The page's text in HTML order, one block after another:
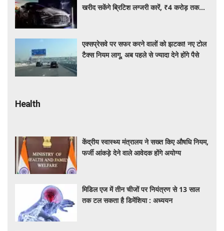
खरीद सकेंगे ब्रिटिश लग्जरी कारें, ₹4 करोड़ तक
एक्सप्रेसवे पर सफर करने वालों को झटका! नए टोल
टैक्स नियम लागू, अब पहले से ज्यादा देने होंगे पैसे
Health
केंद्रीय स्वास्थ्य मंत्रालय ने सख्त किए औषधि नियम,
फर्जी आंकड़े देने वाले आवेदक होंगे अयोग्य
मिडिल एज में तीन चीजों पर नियंत्रण से 13 साल
तक टल सकता है डिमेंशिया : अध्ययन